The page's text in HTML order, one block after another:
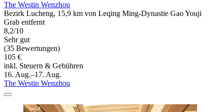
The Westin Wenzhou
Bezirk Lucheng, 15,9 km von Leqing Ming-Dynastie Gao Youji
Grab entfernt
8,2/10
Sehr gut
(35 Bewertungen)
105 €
inkl. Steuern & Gebühren
16. Aug.–17. Aug.
The Westin Wenzhou